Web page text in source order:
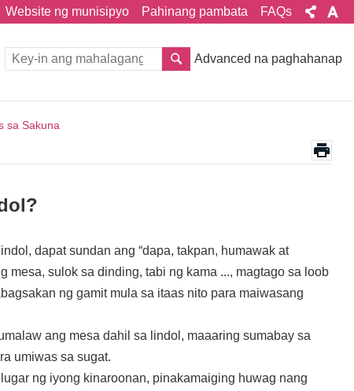
Website ng munisipyo Pahinang pambata FAQs
Advanced na paghahanap
sa Sakuna
dapat sundan ang “dapa, takpan, humawak at
mesa, sulok sa dinding, tabi ng kama ..., magtago sa loob
ng gamit mula sa itaas nito para maiwasang
ang mesa dahil sa lindol, maaaring sumabay sa
umiwas sa sugat.
ng iyong kinaroonan, pinakamaiging huwag nang